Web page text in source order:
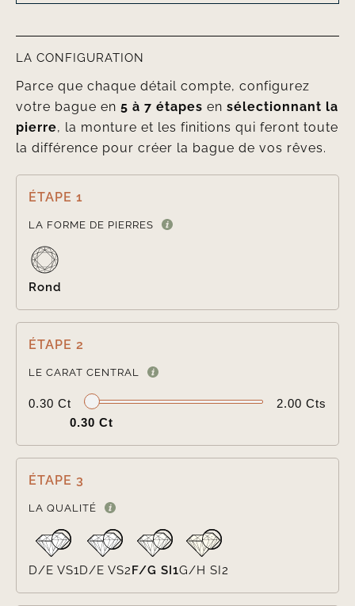
LA CONFIGURATION
Parce que chaque détail compte, configurez
votre bague en 5 à 7 étapes en sélectionnant la
pierre, la monture et les finitions qui feront toute
la différence pour créer la bague de vos rêves.
ÉTAPE 1
LA FORME DE PIERRES
Rond
ÉTAPE 2
LE CARAT CENTRAL
0.30 Ct
2.00 Cts
0.30 Ct
ÉTAPE 3
LA QUALITÉ
D/E VS1D/E VS2 F/G SI1G/H SI2